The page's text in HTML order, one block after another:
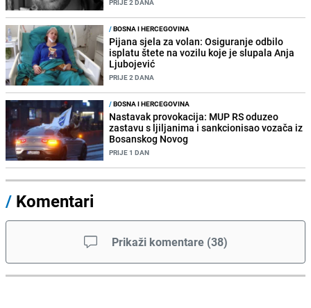
/BOSNA I HERCEGOVINA
Pijana sjela za volan: Osiguranje odbilo
isplatu štete na vozilu koje je slupala Anja
Ljubojević
PRIJE 2 DANA
/BOSNA I HERCEGOVINA
Nastavak provokacija: MUP RS oduzeo
zastavu s ljiljanima i sankcionisao vozača iz
Bosanskog Novog
PRIJE 1 DAN
/ Komentari
Prikaži komentare (38)